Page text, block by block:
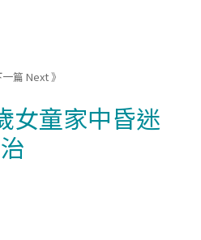
篇 Next 》
女童家中昏迷